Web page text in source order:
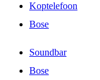
Koptelefoon
Bose
Soundbar
Bose